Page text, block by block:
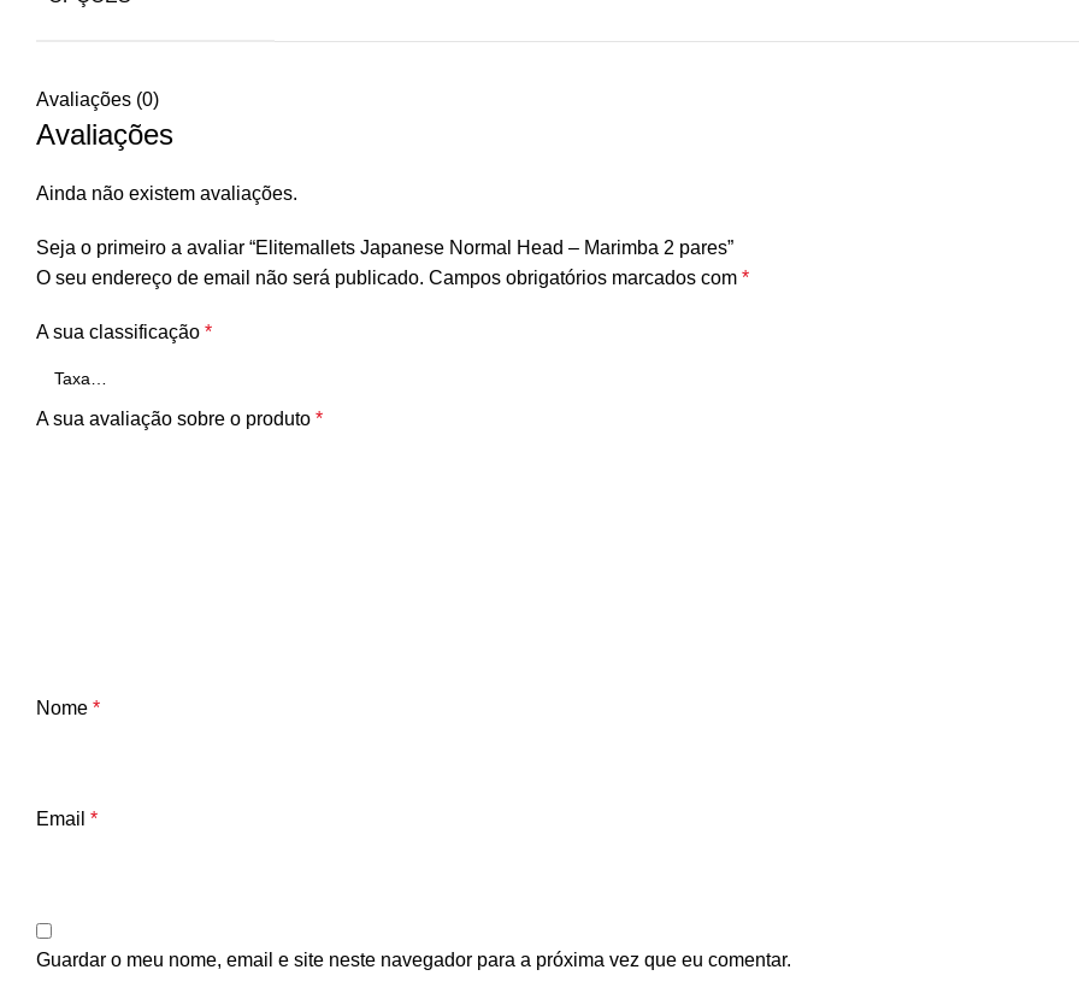
Avaliações (0)
Avaliações
Ainda não existem avaliações.
Seja o primeiro a avaliar “Elitemallets Japanese Normal Head – Marimba 2 pares”
O seu endereço de email não será publicado. Campos obrigatórios marcados com *
A sua classificação *
A sua avaliação sobre o produto *
Nome *
Email *
Guardar o meu nome, email e site neste navegador para a próxima vez que eu comentar.